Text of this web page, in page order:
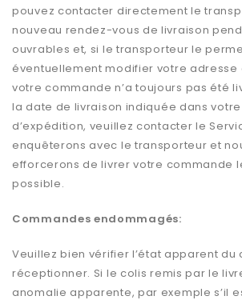
pouvez contacter directement le
nouveau rendez-vous de livraison
ouvrables et, si le transporteur le
éventuellement modifier votre adresse
votre commande n’a toujours pas été
la date de livraison indiquée dans
d’expédition, veuillez contacter le
enquêterons avec le transporteur et
efforcerons de livrer votre commande
possible.
Commandes endommagés:
Veuillez bien vérifier l’état apparent du
réceptionner. Si le colis remis par le
anomalie apparente, par exemple s’il